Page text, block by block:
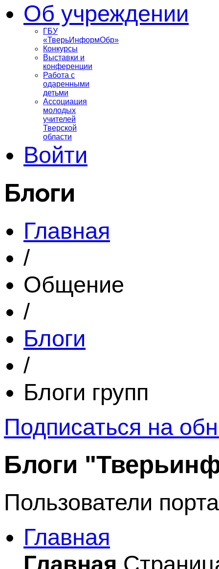
Об учреждении
ГБУ
«ТверьИнформОбр»
Конкурсы
Выставки и
конференции
Работа с
одаренными
детьми
Ассоциация
молодых
учителей
Тверской
области
Войти
Блоги
Главная
/
Общение
/
Блоги
/
Блоги групп
Подписаться на
Блоги
Пользователи
Главная
Главная